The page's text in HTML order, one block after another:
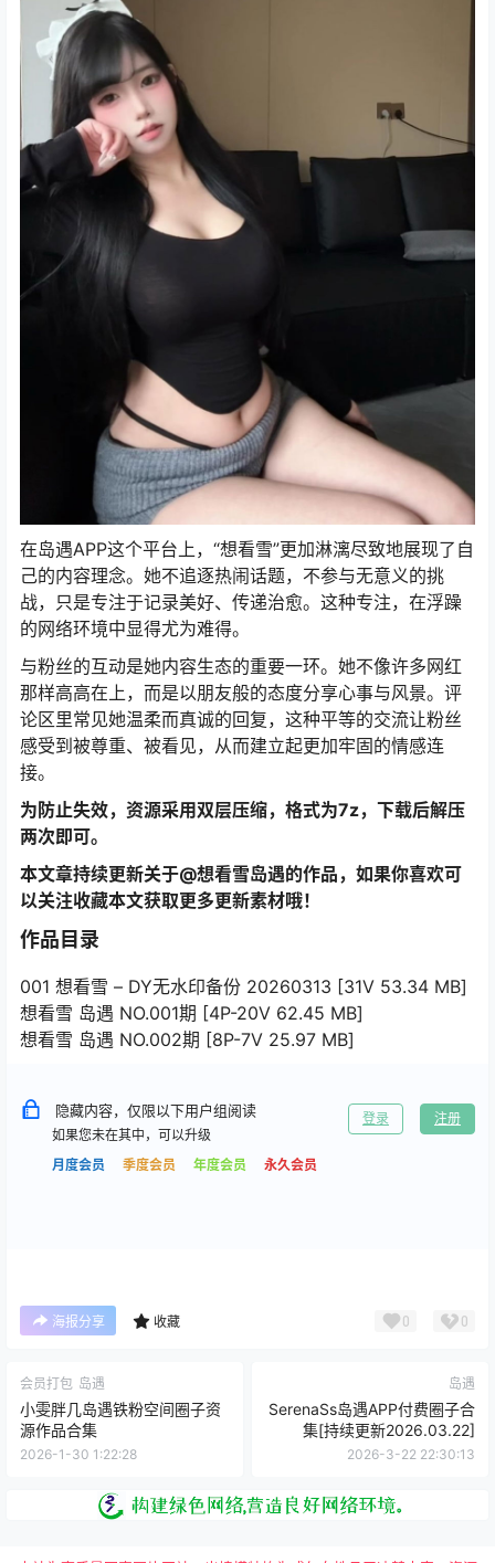
在岛遇APP这个平台上，“想看雪”更加淋漓尽致地展现了自
己的内容理念。她不追逐热闹话题，不参与无意义的挑
战，只是专注于记录美好、传递治愈。这种专注，在浮躁
的网络环境中显得尤为难得。
与粉丝的互动是她内容生态的重要一环。她不像许多网红
那样高高在上，而是以朋友般的态度分享心事与风景。评
论区里常见她温柔而真诚的回复，这种平等的交流让粉丝
感受到被尊重、被看见，从而建立起更加牢固的情感连
接。
为防止失效，资源采用双层压缩，格式为7z，下载后解压
两次即可。
本文章持续更新关于@想看雪岛遇的作品，如果你喜欢可
以关注收藏本文获取更多更新素材哦！
作品目录
001 想看雪 – DY无水印备份 20260313 [31V 53.34 MB]
想看雪 岛遇 NO.001期 [4P-20V 62.45 MB]
想看雪 岛遇 NO.002期 [8P-7V 25.97 MB]
隐藏内容，仅限以下用户组阅读
如果您未在其中，可以升级
月度会员
季度会员 年度会员 永久会员
登录 注册
海报分享 收藏 0 0
会员打包 岛遇
小雯胖几岛遇铁粉空间圈子资
源作品合集
2026-1-30 1:22:28
岛遇
SerenaSs岛遇APP付费圈子合
集[持续更新2026.03.22]
2026-3-22 22:30:13